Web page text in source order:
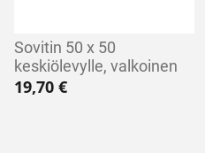
Sovitin 50 x 50
keskiölevylle, valkoinen
19,70€